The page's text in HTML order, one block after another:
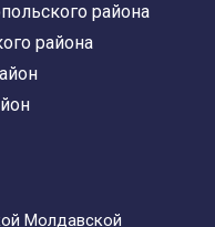
района
района
Молдавской